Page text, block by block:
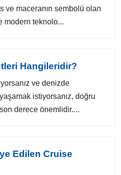
ve maceranın sembolü olan
modern teknolo...
Hangileridir?
ve denizde
istiyorsanız, doğru
derece önemlidir....
Edilen Cruise